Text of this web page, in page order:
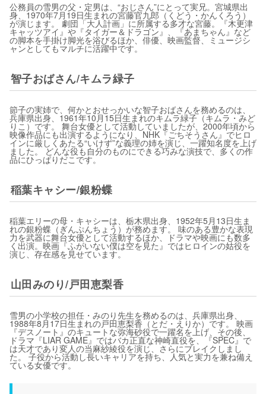
公務員の雪男の父・定男は、“おじさん”にとって実兄。宮城県出
身、1970年7月19日生まれの宮藤官九郎（くどう・かんくろう）
が演じます。 劇団「大人計画」に所属する多才な宮藤。『木更津
キャッツアイ』や『タイガー＆ドラゴン』、『あまちゃん』など
の脚本を手掛け脚光を浴びるほか、俳優、映画監督、ミュージシ
ャンとしてもマルチに活躍中です。
智子おばさん/キムラ緑子
節子の実姉で、何かとおせっかいな智子おばさんを務めるのは、
兵庫県出身、1961年10月15日生まれのキムラ緑子（キムラ・みど
りこ）です。 舞台女優として活動していましたが、2000年頃から
映像作品にも出演するようになり、NHK『ごちそうさん』でヒロ
インに厳しくあたる“いけず”な義理の姉を演じ、一躍知名度を上げ
ました。 どんな役も自分のものにできる巧みな演技で、多くの作
品にひっぱりだこです。
稲葉キャシー/銀粉蝶
稲葉エリーの母・キャシーは、栃木県出身、1952年5月13日生ま
れの銀粉蝶（ぎんぷんちょう）が務めます。 味のある豊かな表現
力を武器に舞台女優として活動するほか、ドラマや映画にも数多
く出演。映画『ふがいない僕は空を見た』ではヒロインの姑役を
演じ、存在感を見せています。
山田みのり/戸田恵梨香
雪男の小学校の担任・みのり先生を務めるのは、兵庫県出身、
1988年8月17日生まれの戸田恵梨香（とだ・えりか）です。 映画
『デスノート』のキュートな弥海砂役で一躍名を上げ、その後、
ドラマ『LIAR GAME』ではバカ正直な神崎直役を、『SPEC』で
は天才であり変人の当麻紗綾役を演じ、さらにブレイクしまし
た。 子役から活動し長いキャリアを持ち、人気と実力を兼ね備え
ている女優です。